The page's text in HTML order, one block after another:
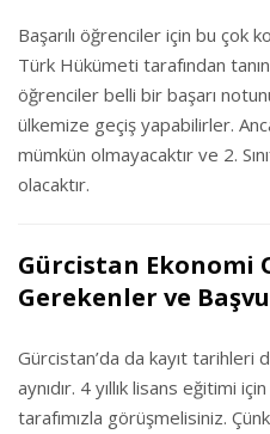
Başarılı öğrenciler için bu çok
Türk Hükümeti tarafından
öğrenciler belli bir başarı
ülkemize geçiş yapabilirler.
mümkün olmayacaktır ve 2.
olacaktır.
Gürcistan Ekonomi
Gerekenler ve
Gürcistan’da da kayıt
aynıdır. 4 yıllık lisans eğitimi
tarafımızla görüşmelisiniz.